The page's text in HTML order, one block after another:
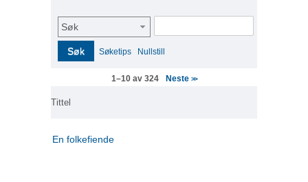
Søk
Søk Søketips Nullstill
1–10 av 324 Neste >>
Tittel
En folkefiende